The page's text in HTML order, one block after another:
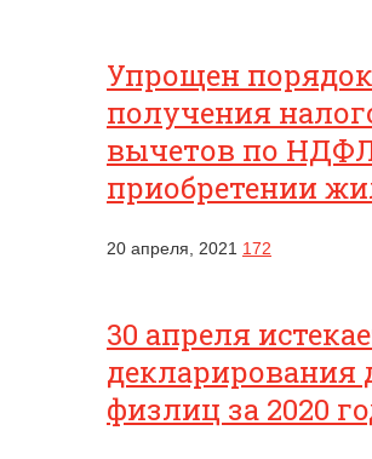
Упрощен порядок
получения
вычетов по
приобретении
20 апреля, 2021 172
30 апреля
декларирования
физлиц за 2020